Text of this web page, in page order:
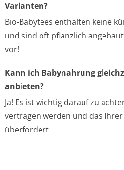
Varianten?
Bio-Babytees enthalten keine
und sind oft pflanzlich
vor!
Kann ich Babynahrung
anbieten?
Ja! Es ist wichtig darauf zu
vertragen werden und das
überfordert.